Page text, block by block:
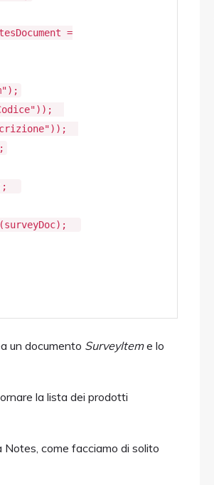
=
un documento SurveyIteme lo
la lista dei prodotti
come facciamo di solito